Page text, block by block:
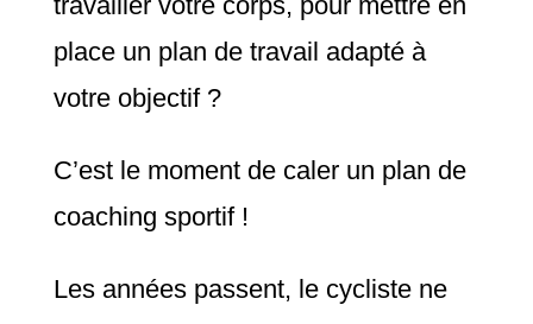
place un plan de travail adapté à
votre objectif ?
C’est le moment de caler un plan de
coaching sportif !
Les années passent, le cycliste ne